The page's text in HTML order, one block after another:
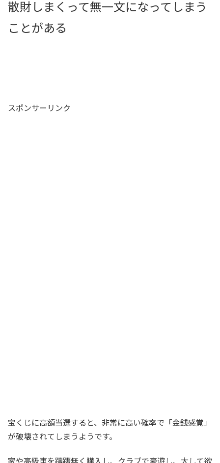
散財しまくって無一文になってしまう
ことがある
スポンサーリンク
宝くじに高額当選すると、非常に高い確率で「金銭感覚」
が破壊されてしまうようです。